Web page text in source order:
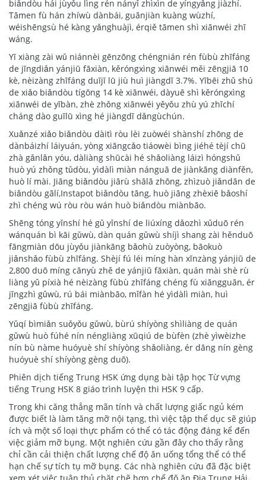
biǎndòu hái jùyǒu lìng rén nányǐ zhìxìn de yíngyǎng jiàzhí.
Tāmen fù hán zhíwù dànbái, guānjiàn kuàng wùzhí,
wéishēngsù hé kàng yǎnghuàjì, érqiě tāmen shì xiānwéi zhī
wáng.
Yī xiàng zài wǔ niánnèi gēnzōng chéngnián rén fùbù zhīfáng
de jīngdiǎn yánjiū fāxiàn, kěróngxìng xiānwéi měi zēngjiā 10
kè, nèizàng zhīfáng duījī lǜ jiù huì jiàngdī 3.7%. Yībēi zhǔ shú
de xiǎo biǎndòu tígōng 14 kè xiānwéi, dàyuē shì kěróngxìng
xiānwéi de yībàn, zhè zhǒng xiānwéi yěyǒu zhù yú zhīchí
cháng dào guīlǜ xìng hé jiàngdī dǎngùchún.
Xuǎnzé xiǎo biǎndòu dàitì ròu lèi zuòwéi shànshí zhōng de
dànbáizhí láiyuán, yòng xiāngcǎo tiáowèi bìng jiéhé tèjí chū
zhà gǎnlǎn yóu, dàliàng shūcài hé shǎoliàng láizì hóngshǔ
huò yú zhǒng tǔdòu, yìdàlì miàn nánguā de jiànkāng diànfěn,
huò lí mài. Jiāng biǎndòu jiārù shālā zhōng, zhìzuò jiǎndān de
biǎndòu gālí,Instapot biǎndòu tāng, huò jiāng zhèxiē bǎoshí
zhì chéng wú ròu ròu wán huò biǎndòu miànbāo.
Shēng tóng yǐnshí hé gǔ yǐnshí de liúxíng dǎozhì xǔduō rén
wánquán bì kāi gǔwù, dàn quán gǔwù shíjì shang zài hěnduō
fāngmiàn dōu jùyǒu jiànkāng bǎohù zuòyòng, bāokuò
jiǎnshǎo fùbù zhīfáng. Shèjí fú léi míng hàn xīnzàng yánjiū de
2,800 duō míng cānyù zhě de yánjiū fāxiàn, quán mài shè rù
liàng yǔ píxià hé nèizàng fùbù zhīfáng chéng fù xiāngguān, ér
jīngzhì gǔwù, rú bái miànbāo, mǐfàn hé yìdàlì miàn, huì
zēngjiā fùbù zhīfáng.
Yǔqí bìmiǎn suǒyǒu gǔwù, bùrú shíyòng shìliàng de quán
gǔwù huò fúhé nín néngliàng xūqiú de bùfèn (zhè yìwèizhe
nín bù nàme huóyuè shí shíyòng shǎoliàng, ér dāng nín gèng
huóyuè shí shíyòng gèng duō).
Phiên dịch tiếng Trung HSK ứng dụng bài tập học Từ vựng
tiếng Trung HSK 8 giáo trình luyện thi HSK 9 cấp.
Trong khi căng thẳng mãn tính và chất lượng giấc ngủ kém
được biết là làm tăng mỡ nội tạng, thì việc tập thể dục sẽ giúp
ích và một số loại thực phẩm có thể có tác động đáng kể đến
việc giảm mỡ bụng. Một nghiên cứu gần đây cho thấy rằng
chỉ cần cải thiện chất lượng chế độ ăn uống tổng thể có thể
hạn chế sự tích tụ mỡ bụng. Các nhà nghiên cứu đã đặc biệt
xem xét việc tuân thủ chặt chẽ hơn chế độ ăn Địa Trung Hải,